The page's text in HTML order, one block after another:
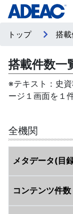
トップ 搭
搭載件数一
※テキスト：史
ージ１画面を１
全機関
メタデータ(目
コンテンツ件数